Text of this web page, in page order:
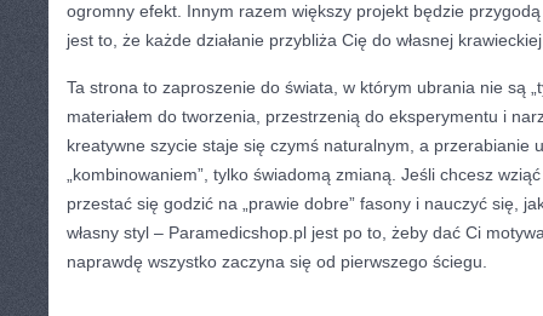
ogromny efekt. Innym razem większy projekt będzie
jest to, że każde działanie przybliża Cię do własnej
Ta strona to zaproszenie do świata, w którym ubrania nie są
materiałem do tworzenia, przestrzenią do eksperymentu i
kreatywne szycie staje się czymś naturalnym, a przerabianie
„kombinowaniem”, tylko świadomą zmianą. Jeśli chcesz
przestać się godzić na „prawie dobre” fasony i nauczyć się,
własny styl – Paramedicshop.pl jest po to, żeby dać Ci
naprawdę wszystko zaczyna się od pierwszego ściegu.